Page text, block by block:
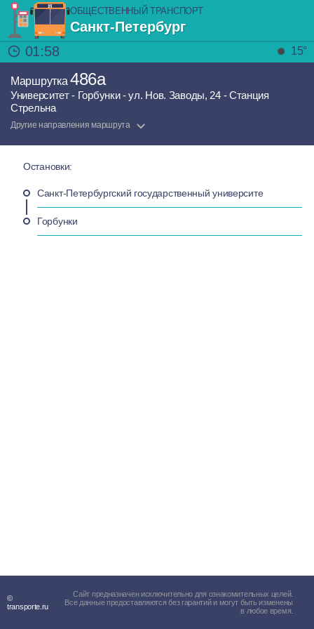
ОБЩЕСТВЕННЫЙ ТРАНСПОРТ
Санкт-Петербург
01:58
15°
Маршрутка 486а
Университет - Горбунки - ул. Нов. Заводы, 24 - Станция
Стрельна
Другие направления маршрута
Остановки:
Санкт-Петербургский государственный университе
Горбунки
©
transporte.ru
Сайт предназначен исключительно для ознакомительных целей.
Все данные предоставляются без гарантий и могут быть изменены
в любое время.